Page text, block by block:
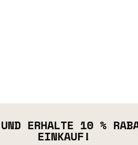
ERHALTE 10 %
EINKAUF!